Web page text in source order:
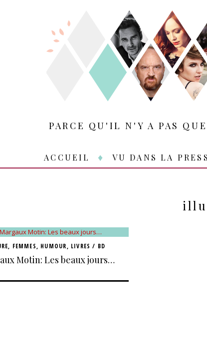
PARCE QU'IL N'Y A PAS
ACCUEIL VU DANS LA
, FEMMES, HUMOUR, LIVRES / BD
Motin: Les beaux jours…